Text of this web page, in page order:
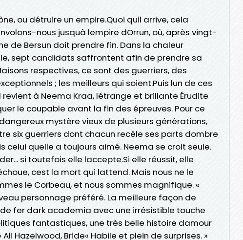
ou détruire un empire.Quoi quil arrive, cela
nous jusquà lempire dOrrun, où, après vingt-
de Bersun doit prendre fin. Dans la chaleur
sept candidats saffrontent afin de prendre sa
respectives, ce sont des guerriers, des
; les meilleurs qui soient.Puis lun de ces
à Neema Kraa, létrange et brillante Érudite
le coupable avant la fin des épreuves. Pour ce
mystère vieux de plusieurs générations,
six guerriers dont chacun recèle ses parts dombre
celui quelle a toujours aimé. Neema se croit seule.
si toutefois elle laccepte.Si elle réussit, elle
cest la mort qui lattend. Mais nous ne le
le Corbeau, et nous sommes magnifique. «
personnage préféré. La meilleure façon de
de fer dark academia avec une irrésistible touche
fantastiques, une très belle histoire damour
Hazelwood, Bride« Habile et plein de surprises. »